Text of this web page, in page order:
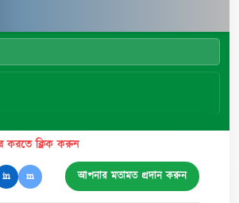
করতে ক্লিক করুন
in m আপনার মতামত প্রদান করুন